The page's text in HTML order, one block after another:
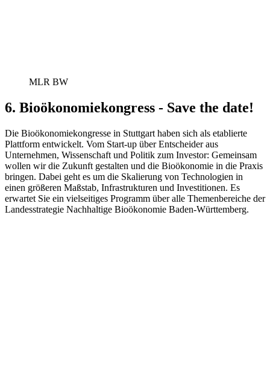
MLR BW
6. Bioökonomiekongress - Save the date!
Die Bioökonomiekongresse in Stuttgart haben sich als etablierte
Plattform entwickelt. Vom Start-up über Entscheider aus
Unternehmen, Wissenschaft und Politik zum Investor: Gemeinsam
wollen wir die Zukunft gestalten und die Bioökonomie in die Praxis
bringen. Dabei geht es um die Skalierung von Technologien in
einen größeren Maßstab, Infrastrukturen und Investitionen. Es
erwartet Sie ein vielseitiges Programm über alle Themenbereiche der
Landesstrategie Nachhaltige Bioökonomie Baden-Württemberg.